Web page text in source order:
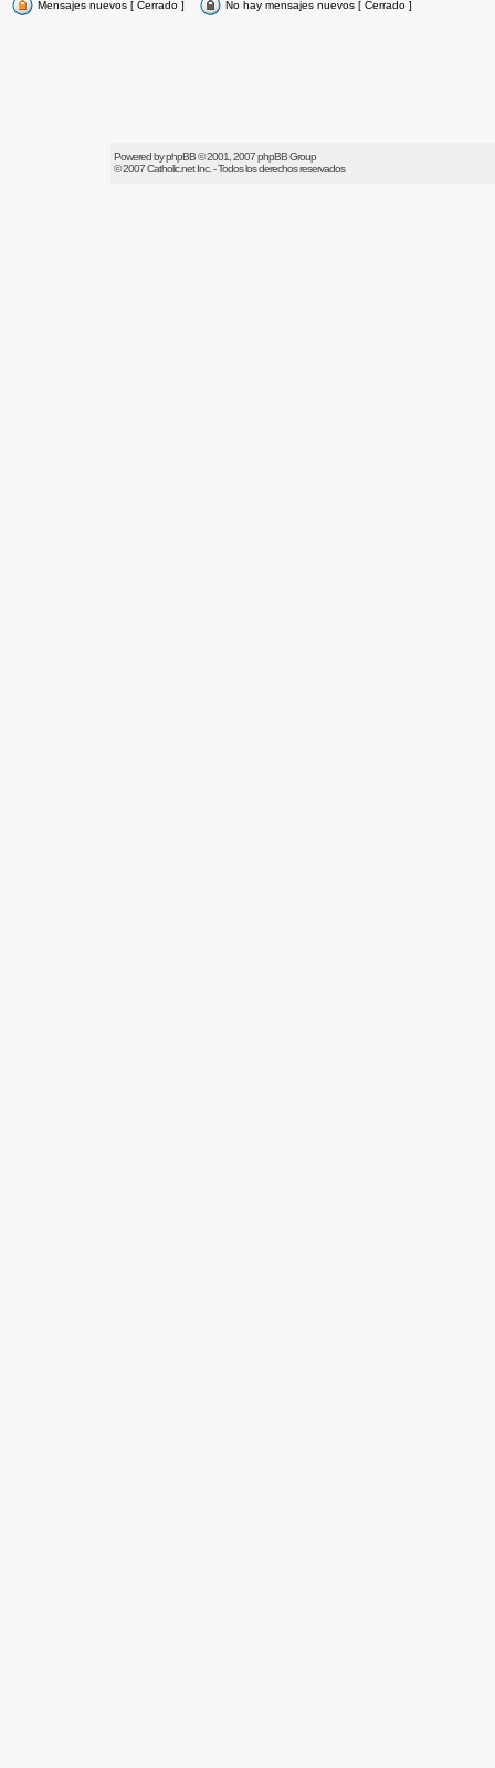
Mensajes nuevos [ Cerrado ] No hay mensajes nuevos [ Cerrado ]
Powered byphpBB© 2001, 2007 phpBB Group
© 2007Catholic.netInc. - Todos los derechos reservados